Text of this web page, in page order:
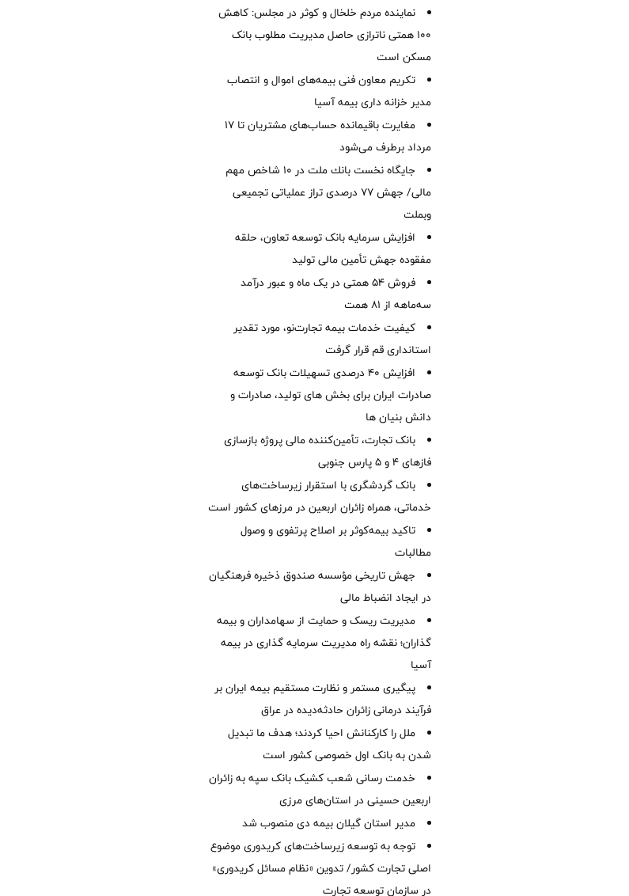
نماینده مردم خلخال و کوثر در مجلس: کاهش
۱۰۰ همتی ناترازی حاصل مدیریت مطلوب بانک
مسکن است
تکریم معاون فنی بیمه‌های اموال و انتصاب
مدیر خزانه داری بیمه آسیا
مغایرت‌ باقیمانده حساب‌های مشتریان تا ۱۷
مرداد برطرف می‌شود
جایگاه نخست بانك ملت در 10 شاخص مهم
مالی/ جهش 77 درصدی تراز عملیاتی تجمیعی
وبملت
افزایش سرمایه بانک توسعه تعاون، حلقه
مفقوده جهش تأمین مالی تولید
فروش 54 همتی در یک ماه و عبور درآمد
سه‌ماهه از 81 همت
کیفیت خدمات بیمه تجارت‌نو، مورد تقدیر
استانداری قم قرار گرفت
افزایش 40 درصدی تسهیلات بانک توسعه
صادرات ایران برای بخش های تولید، صادرات و
دانش بنیان ها
بانک تجارت، تأمین‌کننده مالی پروژه بازسازی
فازهای ۴ و ۵ پارس جنوبی
بانک گردشگری با استقرار زیرساخت‌های
خدماتی، همراه زائران اربعین در مرزهای کشور است
تاکید بیمه‌کوثر بر اصلاح پرتفوی و وصول
مطالبات ‌
جهش تاریخی مؤسسه صندوق ذخیره فرهنگیان
در ایجاد انضباط مالی
مدیریت ریسک و حمایت از سهامداران و بیمه
گذاران؛ نقشه راه مدیریت سرمایه گذاری در بیمه
آسیا
پیگیری مستمر و نظارت مستقیم بیمه ایران بر
فرآیند درمانی زائران حادثه‌دیده در عراق
ملل را کارکنانش احیا کردند؛ هدف ما تبدیل
شدن به بانک اول خصوصی کشور است
خدمت رسانی شعب کشیک بانک سپه به زائران
اربعین حسینی در استان‌‌های مرزی
‌مدیر استان گیلان بیمه دی منصوب شد
توجه به توسعه زیرساخت‌های کریدوری موضوع
اصلی تجارت کشور/ تدوین «نظام مسائل کریدوری»
در سازمان توسعه تجارت